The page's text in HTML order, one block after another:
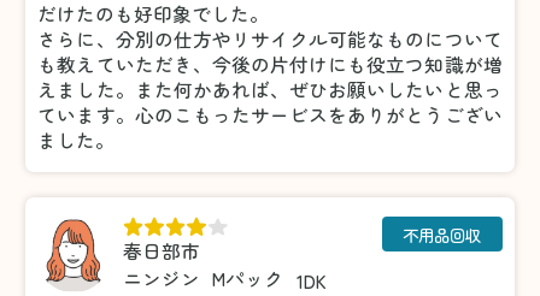
だけたのも好印象でした。
さらに、分別の仕方やリサイクル可能なものについて
も教えていただき、今後の片付けにも役立つ知識が増
えました。また何かあれば、ぜひお願いしたいと思っ
ています。心のこもったサービスをありがとうござい
ました。
春日部市
ニンジン Mパック 1DK
不用品回収